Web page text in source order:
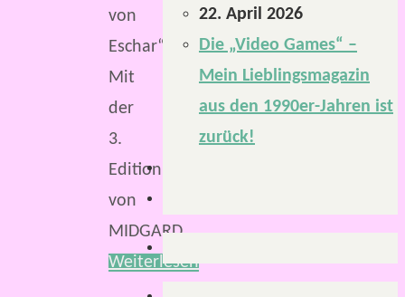
von
Eschar“.
Mit
der
3.
Edition
von
MIDGARD…
Weiterlesen
22. April 2026
Die „Video Games“ –
Mein Lieblingsmagazin
aus den 1990er-Jahren ist
zurück!